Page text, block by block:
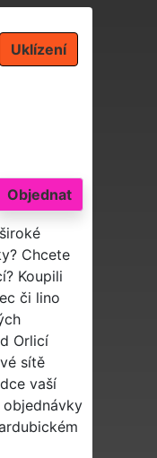
Uklízení
Objednat
Chcete
Koupili
či lino
Orlicí
sítě
vaší